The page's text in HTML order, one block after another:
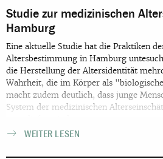
Studie zur medizinischen
Hamburg
Eine aktuelle Studie hat die Praktiken
Altersbestimmung in Hamburg
die Herstellung der Altersidentität
Wahrheit, die im Körper als
macht zudem deutlich, dass junge
System der medizinischen
WEITER LESEN